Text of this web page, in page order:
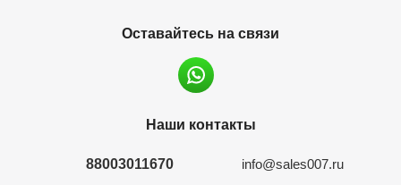
Оставайтесь на связи
Наши контакты
88003011670 info@sales007.ru